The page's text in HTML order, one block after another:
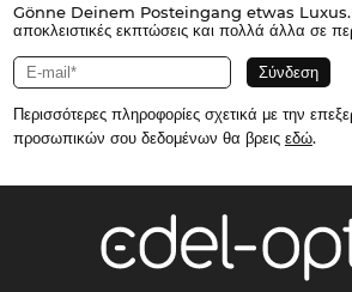
Gönne Deinem Posteingang etwas Luxus.
αποκλειστικές εκπτώσεις και πολλά άλλα σε
Περισσότερες πληροφορίες σχετικά με την
προσωπικών σου δεδομένων θα βρεις εδώ.